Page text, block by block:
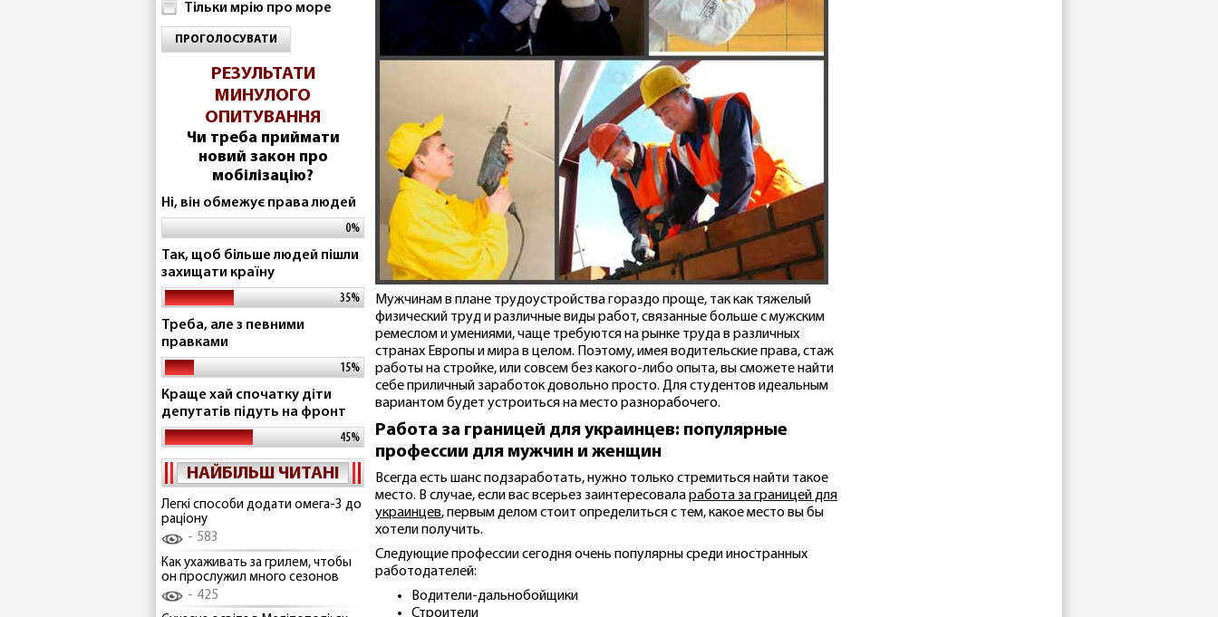
Тільки мрію про море
ПРОГОЛОСУВАТИ
РЕЗУЛЬТАТИ
МИНУЛОГО
ОПИТУВАННЯ
Чи треба приймати
новий закон про
мобілізацію?
Ні, він обмежує права людей
0%
Так, щоб більше людей пішли
захищати країну
35%
Треба, але з певними
правками
15%
Краще хай спочатку діти
депутатів підуть на фронт
45%
НАЙБІЛЬШ ЧИТАНІ
Легкі способи додати омега-3 до
раціону
583
Как ухаживать за грилем, чтобы
он прослужил много сезонов
425
Мужчинам в плане трудоустройства гораздо проще, так как тяжелый
физический труд и различные виды работ, связанные больше с мужским
ремеслом и умениями, чаще требуются на рынке труда в различных
странах Европы и мира в целом. Поэтому, имея водительские права, стаж
работы на стройке, или совсем без какого-либо опыта, вы сможете найти
себе приличный заработок довольно просто. Для студентов идеальным
вариантом будет устроиться на место разнорабочего.
Работа за границей для украинцев: популярные
профессии для мужчин и женщин
Всегда есть шанс подзаработать, нужно только стремиться найти такое
место. В случае, если вас всерьез заинтересоваларабота за границей для
украинцев, первым делом стоит определиться с тем, какое место вы бы
хотели получить.
Следующие профессии сегодня очень популярны среди иностранных
работодателей:
Водители-дальнобойщики
Строители